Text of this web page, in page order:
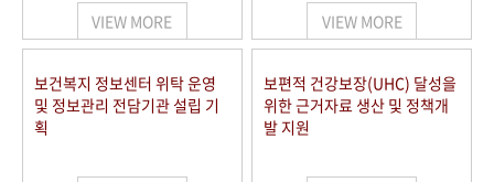
VIEW MORE VIEW MORE
보건복지 정보센터 위탁 운영
및 정보관리 전담기관 설립 기
획
보편적 건강보장(UHC) 달성을
위한 근거자료 생산 및 정책개
발 지원